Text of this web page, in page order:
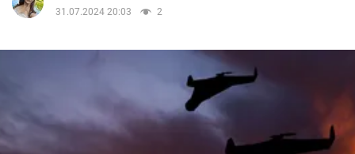
Życie
31.07.2024 20:03
2